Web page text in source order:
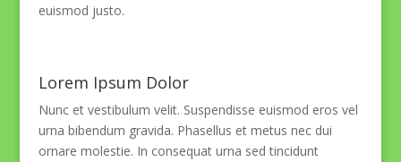
euismod justo.
Lorem Ipsum Dolor
Nunc et vestibulum velit. Suspendisse euismod eros vel
urna bibendum gravida. Phasellus et metus nec dui
ornare molestie. In consequat urna sed tincidunt